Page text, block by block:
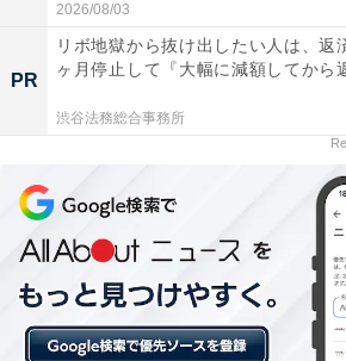
2026/08/03
PR
リボ地獄から抜け出したい人は、返
ヶ月停止して『大幅に減額してから
渋谷法務総合事務所